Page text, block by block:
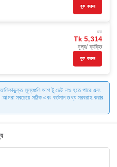
বুক করুন
শুরু
Tk 5,314
মূল্য/ ব্যক্তি
বুক করুন
মূল্যগুলি আপ টু ডেট নাও হতে পারে এবং
আমরা সবচেয়ে সঠিক এবং বর্তমান তথ্য সরবরাহ করার